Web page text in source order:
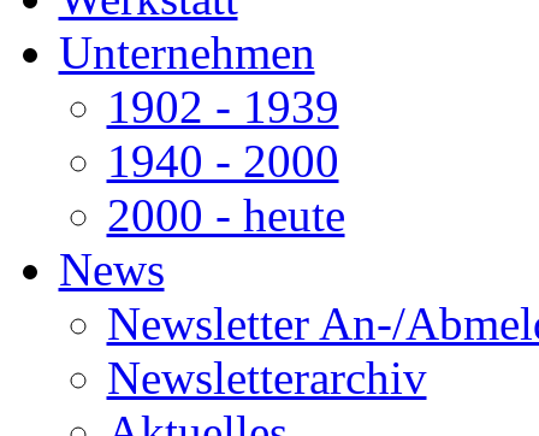
Unternehmen
1902 - 1939
1940 - 2000
2000 - heute
News
Newsletter An-/
Newsletterarchiv